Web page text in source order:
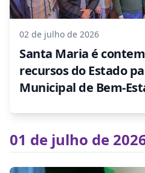
02 de julho de 2026
Santa Maria é
recursos do Estado
Municipal de Bem-
01 de julho de